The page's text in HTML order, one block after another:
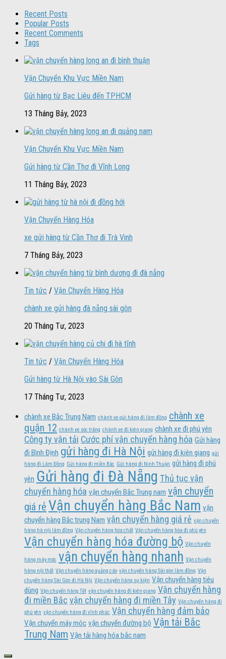
Recent Posts
Popular Posts
Recent Comments
Tags
Vận Chuyển Khu Vực Miền Nam
Gửi hàng từ Bạc Liêu đến TPHCM
13 Tháng Bảy, 2023
Vận Chuyển Khu Vực Miền Nam
Gửi hàng từ Cần Thơ đi Vĩnh Long
11 Tháng Bảy, 2023
Vận Chuyển Hàng Hóa
xe gửi hàng từ Cần Thơ đi Trà Vinh
7 Tháng Bảy, 2023
Tin tức / Vận Chuyển Hàng Hóa
chành xe gửi hàng đà nẵng sài gòn
20 Tháng Tư, 2023
Tin tức / Vận Chuyển Hàng Hóa
Gửi hàng từ Hà Nội vào Sài Gòn
17 Tháng Tư, 2023
chành xe Bắc Trung Nam chành xe gửi hàng đi lâm đồng chành xe
quận 12 chành xe sóc trăng chành xe đi kiên giang chành xe đi phú yên
Công ty vận tải Cước phí vận chuyển hàng hóa Gửi hàng
đi Bình Định gửi hàng đi Hà Nội gửi hàng đi kiên giang gửi
hàng đi Lâm Đồng Gửi hàng đi miền Bắc Gửi hàng đi Ninh Thuận gửi hàng đi phú
yên Gửi hàng đi Đà Nẵng Thủ tục vận
chuyển hàng hóa vận chuyển Bắc Trung nam vận chuyển
giá rẻ Vận chuyển hàng Bắc Nam vận
chuyển hàng Bắc trung Nam vận chuyển hàng giá rẻ vận chuyển
hàng hà nội lâm đồng Vận chuyển hàng hóa chất Vận chuyển hàng hóa đi phú yên
Vận chuyển hàng hóa đường bộ Vận chuyển
hàng máy móc vận chuyển hàng nhanh Vận chuyển
hàng nội thất Vận chuyển hàng quảng cáo vận chuyển hàng Sài gòn lâm đồng Vận
chuyển hàng Sài Gòn đi Hà Nội Vận chuyển hàng sự kiện Vận chuyển hàng tiêu
dùng Vận chuyển hàng Tết vận chuyển hàng đi kiên giang Vận chuyển hàng
đi miền Bắc vận chuyển hàng đi miền Tây Vận chuyển hàng đi
phú yên vận chuyển hàng đi vĩnh phúc Vận chuyển hàng đảm bảo
Vận chuyển máy móc vận chuyển đường bộ Vận tải Bắc
Trung Nam Vận tải hàng hóa bắc nam